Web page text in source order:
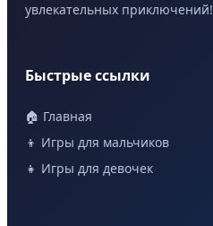
увлекательных приключений!
Быстрые ссылки
🏠 Главная
👦 Игры для мальчиков
👧 Игры для девочек